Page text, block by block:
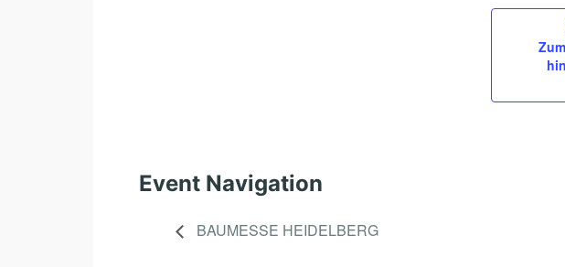
A
Event Navigation
BAUMESSE HEIDELBERG